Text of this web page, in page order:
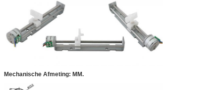
Mechanische Afmeting: MM.